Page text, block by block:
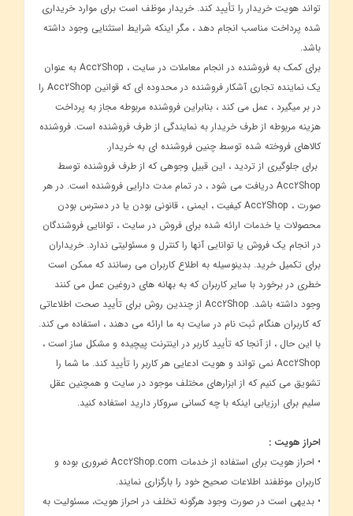
تواند هویت خریدار را تأیید کند. خریدار موظف است برای موارد خریداری
شده پرداخت مناسب انجام دهد ، مگر اینکه شرایط استثنایی وجود داشته
باشد.
برای کمک به فروشنده در انجام معاملات در سایت ، Acc2Shop به عنوان
یک نماینده تجاری آشکار فروشنده در محدوده ای که قوانین Acc2Shop را
در بر میگیرد ، عمل می کند ، بنابراین فروشنده مربوطه مجاز به پرداخت
هزینه مربوطه از طرف خریدار به نمایندگی از طرف فروشنده است. فروشنده
کالاهای فروخته شده توسط چنین فروشنده ای به خریدار.
برای جلوگیری از تردید ، این قبیل وجوهی که از طرف فروشنده توسط
Acc2Shop دریافت می شود ، در تمام مدت دارایی فروشنده است. در هر
صورت ، Acc2Shop کیفیت ، ایمنی ، قانونی بودن یا در دسترس بودن
محصولات یا خدمات ارائه شده برای فروش در سایت ، توانایی فروشندگان
در انجام یک فروش یا توانایی آنها را کنترل و مسئولیتی ندارد. خریداران
برای تکمیل خرید. بدینوسیله به اطلاع کاربران می رسانند که ممکن است
خطری در برخورد با سایر کاربران که به بهانه های دروغین عمل می کنند
وجود داشته باشد. Acc2Shop از چندین روش برای تأیید صحت اطلاعاتی
که کاربران هنگام ثبت نام در سایت به ما ارائه می دهند ، استفاده می کند.
با این حال ، از آنجا که تأیید کاربر در اینترنت پیچیده و مشکل ساز است ،
Acc2Shop نمی تواند و هویت ادعایی هر کاربر را تأیید کند. ما شما را
تشویق می کنیم که از ابزارهای مختلف موجود در سایت و همچنین عقل
سلیم برای ارزیابی اینکه با چه کسانی سروکار دارید استفاده کنید.
احراز هویت :
• احراز هویت برای استفاده از خدمات Acc2Shop.com ضروری بوده و
کاربران موظفند اطلاعات صحیح خود را بارگزاری نمایند.
• بدیهی است در صورت وجود هرگونه تخلف در احراز هویت، مسئولیت به